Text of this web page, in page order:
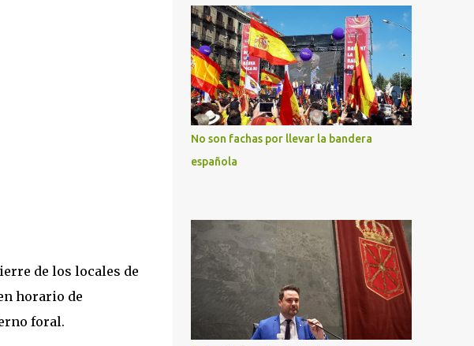
de los locales de
horario de
foral.
No son fachas por llevar la bandera
española